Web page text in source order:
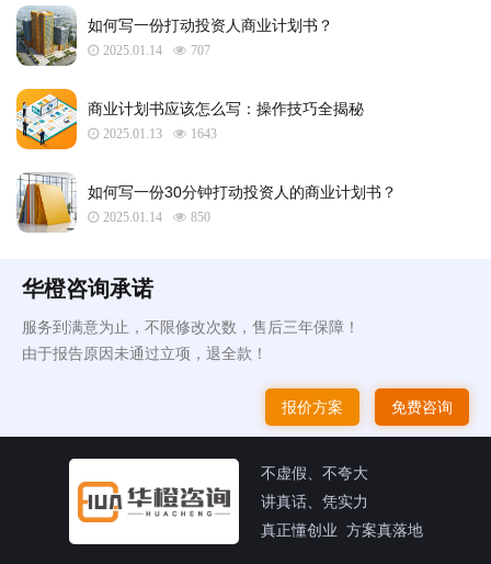
如何写一份打动投资人商业计划书？
2025.01.14 707
商业计划书应该怎么写：操作技巧全揭秘
2025.01.13 1643
如何写一份30分钟打动投资人的商业计划书？
2025.01.14 850
华橙咨询承诺
服务到满意为止，不限修改次数，售后三年保障！
由于报告原因未通过立项，退全款！
报价方案 免费咨询
不虚假、不夸大
讲真话、凭实力
真正懂创业 方案真落地